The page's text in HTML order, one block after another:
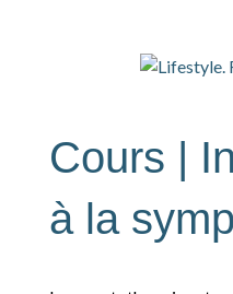
Cours |
à la